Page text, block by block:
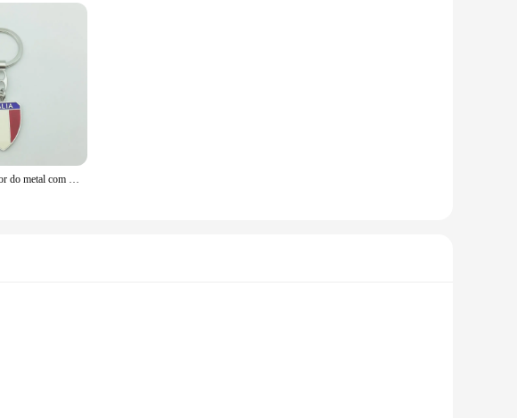
Chaveiro superior do metal com letras para o presente, chaveiro da liga, chaveiro extravagante, saco do curso, forma, lembrança turística